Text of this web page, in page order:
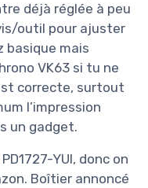
déjà réglée à peu
outil pour ajuster
basique mais
VK63 si tu ne
correcte, surtout
l’impression
un gadget.
YUI, donc on
Boîtier annoncé